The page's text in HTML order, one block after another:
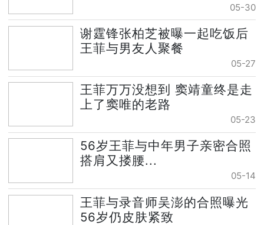
05-30
谢霆锋张柏芝被曝一起吃饭后
王菲与男友人聚餐
05-27
王菲万万没想到 窦靖童终是走
上了窦唯的老路
05-23
56岁王菲与中年男子亲密合照
搭肩又搂腰...
05-14
王菲与录音师吴澎的合照曝光
56岁仍皮肤紧致